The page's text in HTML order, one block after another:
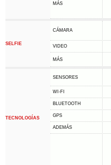
MÁS
SELFIE
CÁMARA
VIDEO
MÁS
TECNOLOGÍAS
SENSORES
WI-FI
BLUETOOTH
GPS
ADEMÁS